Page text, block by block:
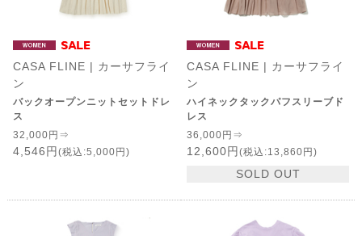
CASA FLINE | カーサフライ
ン
バックオープンニットセットドレ
ス
32,000円⇒
4,546円 (税込:5,000円)
CASA FLINE | カーサフライ
ン
ハイネックタックパフスリーブド
レス
36,000円⇒
12,600円 (税込:13,860円)
SOLD OUT